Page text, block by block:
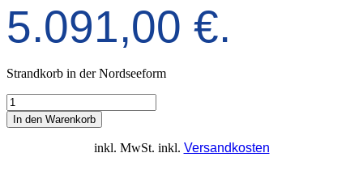
5.091,00 €.
Strandkorb in der Nordseeform
In den Warenkorb
inkl. MwSt. inkl. Versandkosten